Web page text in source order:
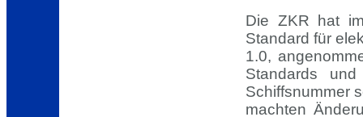
Die ZKR hat
Standard für
1.0,
Standards
Schiffsnummer
machten